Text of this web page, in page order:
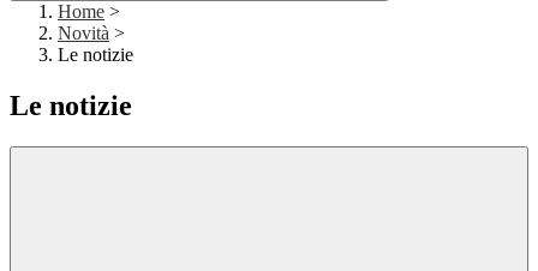
Home >
Novità >
Le notizie
Le notizie